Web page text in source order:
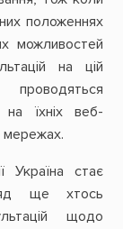
положеннях
можливостей
на цій
на їхніх веб-
мережах.
Україна стає
ще хтось
щодо